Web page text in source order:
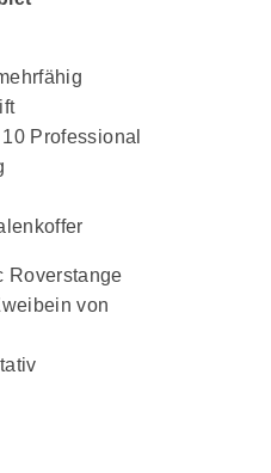
Professional
Roverstange
von